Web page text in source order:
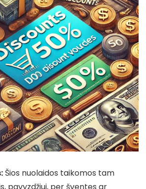
Šios nuolaidos taikomos tam